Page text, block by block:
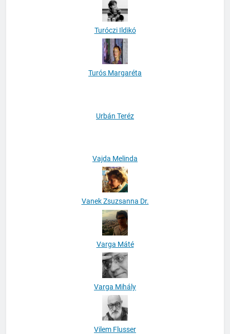
Turóczi Ildikó
Turós Margaréta
Urbán Teréz
Vajda Melinda
Vanek Zsuzsanna Dr.
Varga Máté
Varga Mihály
Vilem Flusser